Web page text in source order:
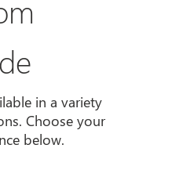
in a variety
Choose your
below.